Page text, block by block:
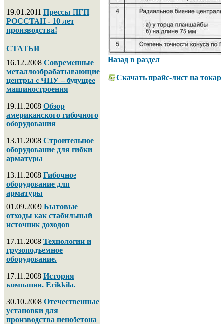
19.01.2011 Прессы ПГП
РОССТАН - 10 лет
производства!
СТАТЬИ
16.12.2008 Современные
металлообрабатывающие
центры с ЧПУ – будущее
машиностроения
19.11.2008 Обзор
американского гибочного
оборудования
13.11.2008 Строительное
оборудование для гибки
арматуры
13.11.2008 Гибочное
оборудование для
арматуры
01.09.2009 Бытовые
отходы как стабильный
источник доходов
17.11.2008 Технологии и
грузоподъемное
оборудование.
17.11.2008 История
компании. Erikkila.
30.10.2008 Отечественные
установки для
производства пенобетона
Назад в раздел
Скачать прайс-лист на